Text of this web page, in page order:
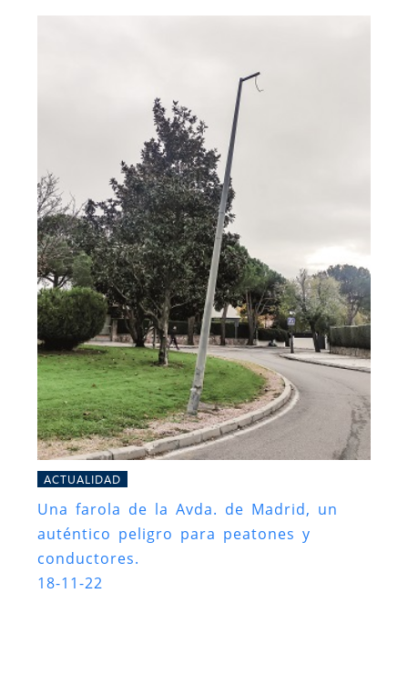
ACTUALIDAD
Una farola de la Avda. de Madrid, un
auténtico peligro para peatones y
conductores.
18-11-22